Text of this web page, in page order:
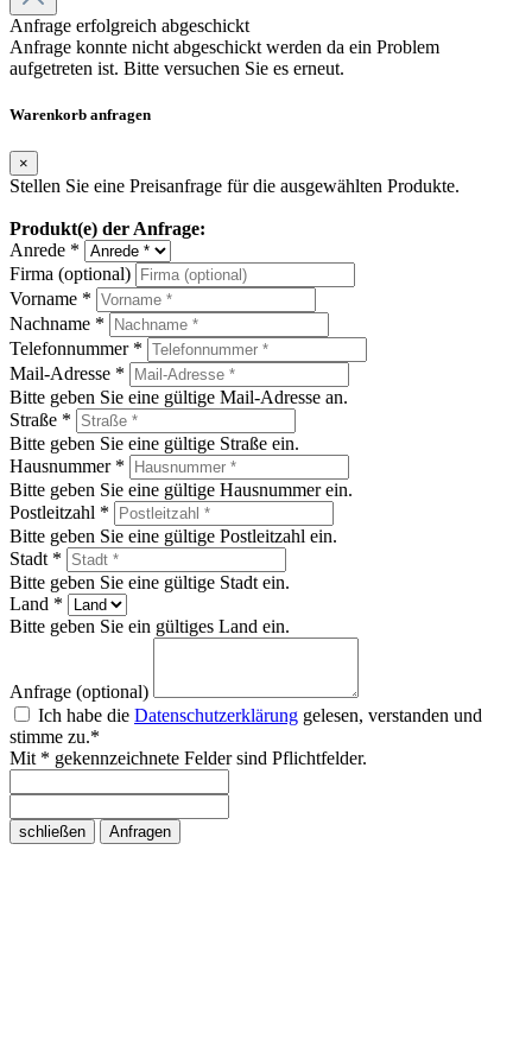
Anfrage erfolgreich abgeschickt
Anfrage konnte nicht abgeschickt werden da ein Problem
aufgetreten ist. Bitte versuchen Sie es erneut.
Warenkorb anfragen
×
Stellen Sie eine Preisanfrage für die ausgewählten Produkte.
Produkt(e) der Anfrage:
Anrede *
Firma (optional)
Vorname *
Nachname *
Telefonnummer *
Mail-Adresse *
Bitte geben Sie eine gültige Mail-Adresse an.
Straße *
Bitte geben Sie eine gültige Straße ein.
Hausnummer *
Bitte geben Sie eine gültige Hausnummer ein.
Postleitzahl *
Bitte geben Sie eine gültige Postleitzahl ein.
Stadt *
Bitte geben Sie eine gültige Stadt ein.
Land *
Bitte geben Sie ein gültiges Land ein.
Anfrage (optional)
Ich habe die Datenschutzerklärung gelesen, verstanden und
stimme zu.*
Mit * gekennzeichnete Felder sind Pflichtfelder.
schließen Anfragen